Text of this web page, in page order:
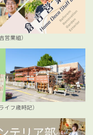
営業組）
イフ歳時記）